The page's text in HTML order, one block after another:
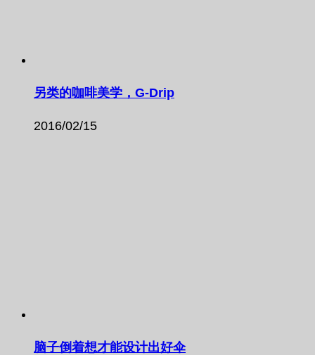
另类的咖啡美学，G-Drip
2016/02/15
脑子倒着想才能设计出好伞